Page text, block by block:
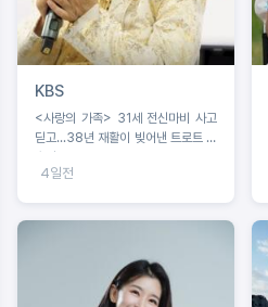
KBS
<사랑의 가족> 31세 전신마비 사고
딛고...38년 재활이 빚어낸 트로트 가
수의 꿈
4일전